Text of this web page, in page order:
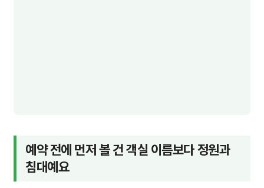
예약 전에 먼저 볼 건 객실 이름보다 정원과
침대예요